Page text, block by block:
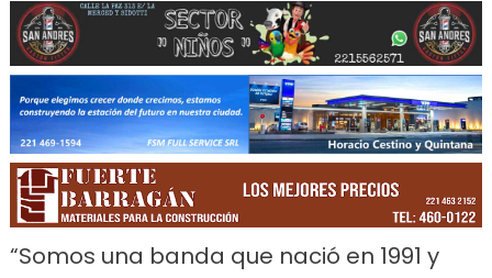
“Somos una banda que nació en 1991 y